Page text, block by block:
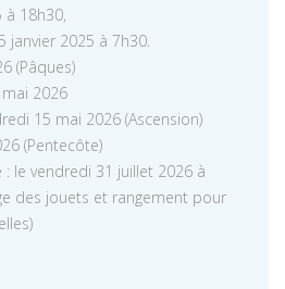
18h30,
janvier 2025 à 7h30.
(Pâques)
2026
15 mai 2026 (Ascension)
(Pentecôte)
: le vendredi 31 juillet 2026 à
des jouets et rangement pour